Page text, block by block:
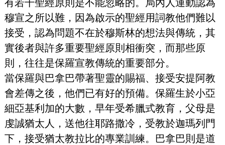
穆宣之所以難，因為啟示的聖經用詞教他們難以
接受，認為問題不在於穆斯林的想法與傳統，其
實後者與許多重要聖經原則相衝突，而那些原
則，往往是保羅宣教傳統的重要部分。
當保羅與巴拿巴帶著聖靈的賜福、接受安提阿教
會差傳之後，他們已有好的預備。保羅生於小亞
細亞基利加的大數，早年受希臘式教育，父母是
虔誠猶太人，送他往耶路撒冷，受教於迦瑪列門
下，接受猶太教拉比的專業訓練。巴拿巴則是道